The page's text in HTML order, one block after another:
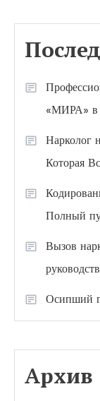
«МИРА» в
Нарколог
Которая
Полный
Вызов
Осипший
Архив